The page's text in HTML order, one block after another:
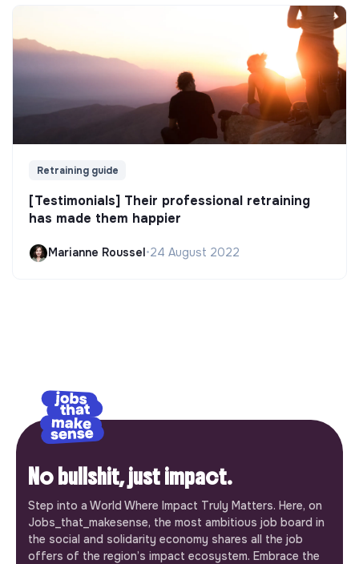
Retraining guide
[Testimonials] Their professional retraining
has made them happier
Marianne Roussel•24 August 2022
No bullshit, just impact.
Step into a World Where Impact Truly Matters. Here, on
Jobs_that_makesense, the most ambitious job board in
the social and solidarity economy shares all the job
offers of the region’s impact ecosystem. Embrace the